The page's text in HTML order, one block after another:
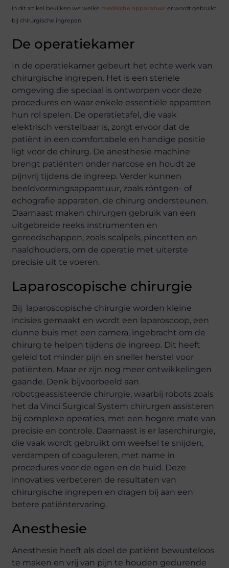
In dit artikel bekijken we welke medische apparatuur er wordt gebruikt
bij chirurgische ingrepen.
De operatiekamer
In de operatiekamer gebeurt het echte werk van
chirurgische ingrepen. Het is een steriele
omgeving die speciaal is ontworpen voor deze
procedures en waar enkele essentiële apparaten
hun rol spelen. De operatietafel, die vaak
elektrisch verstelbaar is, zorgt ervoor dat de
patiënt in een comfortabele en handige positie
ligt voor de chirurg. De anesthesie machine
brengt patiënten onder narcose en houdt ze
pijnvrij tijdens de ingreep. Verder kunnen
beeldvormingsapparatuur, zoals röntgen- of
echografie apparaten, de chirurg ondersteunen.
Daarnaast maken chirurgen gebruik van een
uitgebreide reeks instrumenten en
gereedschappen, zoals scalpels, pincetten en
naaldhouders, om de operatie met uiterste
precisie uit te voeren.
Laparoscopische chirurgie
Bij laparoscopische chirurgie worden kleine
incisies gemaakt en wordt een laparoscoop, een
dunne buis met een camera, ingebracht om de
chirurg te helpen tijdens de ingreep. Dit heeft
geleid tot minder pijn en sneller herstel voor
patiënten. Maar er zijn nog meer ontwikkelingen
gaande. Denk bijvoorbeeld aan
robotgeassisteerde chirurgie, waarbij robots zoals
het da Vinci Surgical System chirurgen assisteren
bij complexe operaties, met een hogere mate van
precisie en controle. Daarnaast is er laserchirurgie,
die vaak wordt gebruikt om weefsel te snijden,
verdampen of coaguleren, met name in
procedures voor de ogen en de huid. Deze
innovaties verbeteren de resultaten van
chirurgische ingrepen en dragen bij aan een
betere patiëntervaring.
Anesthesie
Anesthesie heeft als doel de patiënt bewusteloos
te maken en vrij van pijn te houden gedurende